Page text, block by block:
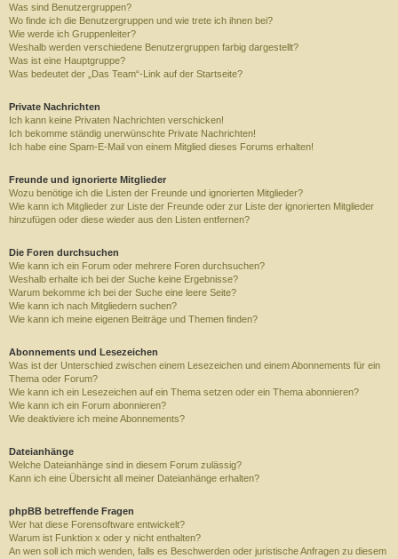
Was sind Benutzergruppen?
Wo finde ich die Benutzergruppen und wie trete ich ihnen bei?
Wie werde ich Gruppenleiter?
Weshalb werden verschiedene Benutzergruppen farbig dargestellt?
Was ist eine Hauptgruppe?
Was bedeutet der „Das Team“-Link auf der Startseite?
Private Nachrichten
Ich kann keine Privaten Nachrichten verschicken!
Ich bekomme ständig unerwünschte Private Nachrichten!
Ich habe eine Spam-E-Mail von einem Mitglied dieses Forums erhalten!
Freunde und ignorierte Mitglieder
Wozu benötige ich die Listen der Freunde und ignorierten Mitglieder?
Wie kann ich Mitglieder zur Liste der Freunde oder zur Liste der ignorierten Mitglieder
hinzufügen oder diese wieder aus den Listen entfernen?
Die Foren durchsuchen
Wie kann ich ein Forum oder mehrere Foren durchsuchen?
Weshalb erhalte ich bei der Suche keine Ergebnisse?
Warum bekomme ich bei der Suche eine leere Seite?
Wie kann ich nach Mitgliedern suchen?
Wie kann ich meine eigenen Beiträge und Themen finden?
Abonnements und Lesezeichen
Was ist der Unterschied zwischen einem Lesezeichen und einem Abonnements für ein
Thema oder Forum?
Wie kann ich ein Lesezeichen auf ein Thema setzen oder ein Thema abonnieren?
Wie kann ich ein Forum abonnieren?
Wie deaktiviere ich meine Abonnements?
Dateianhänge
Welche Dateianhänge sind in diesem Forum zulässig?
Kann ich eine Übersicht all meiner Dateianhänge erhalten?
phpBB betreffende Fragen
Wer hat diese Forensoftware entwickelt?
Warum ist Funktion x oder y nicht enthalten?
An wen soll ich mich wenden, falls es Beschwerden oder juristische Anfragen zu diesem